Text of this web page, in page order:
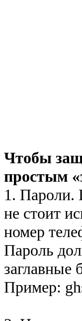
Чтобы
простым
1. Пароли.
не стоит
номер
Пароль
Пример: